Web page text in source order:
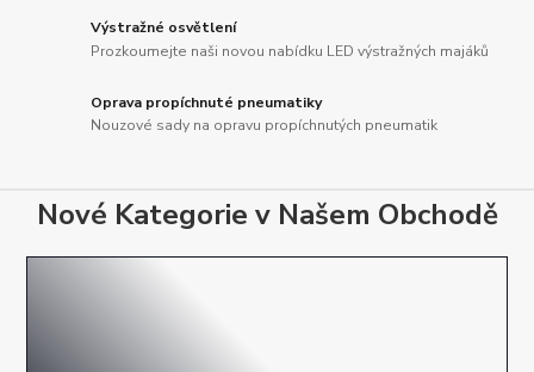
Výstražné osvětlení
Prozkoumejte naši novou nabídku LED výstražných majáků
Oprava propíchnuté pneumatiky
Nouzové sady na opravu propíchnutých pneumatik
Nové Kategorie v Našem Obchodě